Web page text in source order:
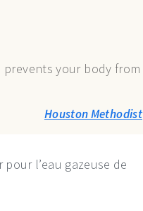
your body from
Houston Methodist
l’eau gazeuse de